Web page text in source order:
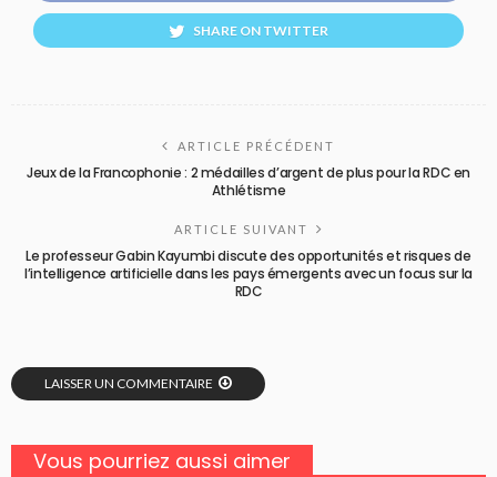
SHARE ON TWITTER
ARTICLE PRÉCÉDENT
Jeux de la Francophonie : 2 médailles d’argent de plus pour la RDC en
Athlétisme
ARTICLE SUIVANT
Le professeur Gabin Kayumbi discute des opportunités et risques de
l’intelligence artificielle dans les pays émergents avec un focus sur la
RDC
LAISSER UN COMMENTAIRE
Vous pourriez aussi aimer